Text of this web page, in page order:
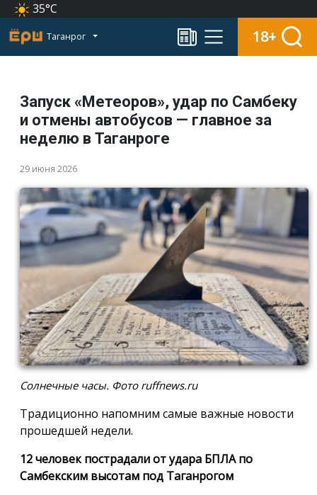
35°C
Таганрог 18+
Запуск «Метеоров», удар по Самбеку
и отмены автобусов — главное за
неделю в Таганроге
29 июня 2026
Солнечные часы. Фото ruffnews.ru
Традиционно напомним самые важные новости
прошедшей недели.
12 человек пострадали от удара БПЛА по
Самбекским высотам под Таганрогом